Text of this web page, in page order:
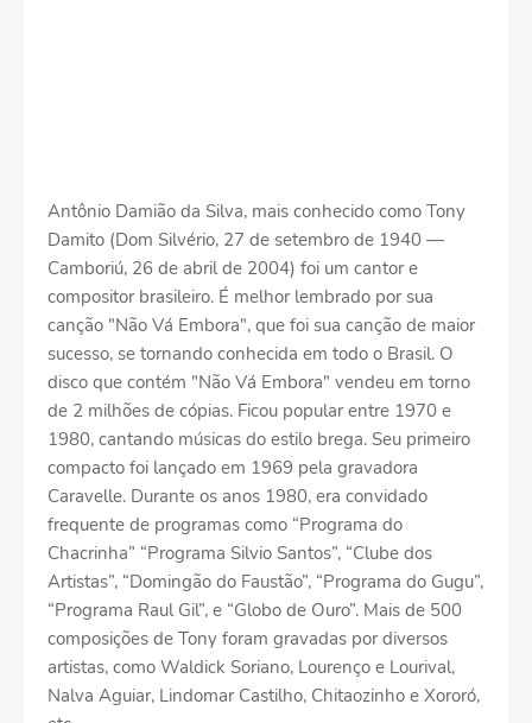
Antônio Damião da Silva, mais conhecido como Tony
Damito (Dom Silvério, 27 de setembro de 1940 —
Camboriú, 26 de abril de 2004) foi um cantor e
compositor brasileiro. É melhor lembrado por sua
canção "Não Vá Embora", que foi sua canção de maior
sucesso, se tornando conhecida em todo o Brasil. O
disco que contém "Não Vá Embora" vendeu em torno
de 2 milhões de cópias. Ficou popular entre 1970 e
1980, cantando músicas do estilo brega. Seu primeiro
compacto foi lançado em 1969 pela gravadora
Caravelle. Durante os anos 1980, era convidado
frequente de programas como “Programa do
Chacrinha” “Programa Silvio Santos”, “Clube dos
Artistas”, “Domingão do Faustão”, “Programa do Gugu”,
“Programa Raul Gil”, e “Globo de Ouro”. Mais de 500
composições de Tony foram gravadas por diversos
artistas, como Waldick Soriano, Lourenço e Lourival,
Nalva Aguiar, Lindomar Castilho, Chitaozinho e Xororó,